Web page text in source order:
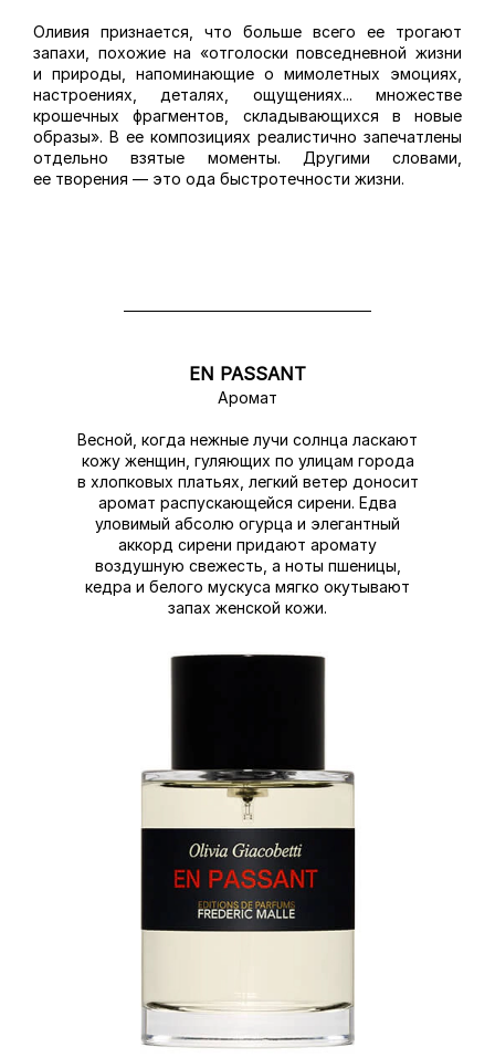
Оливия признается, что больше всего ее трогают
запахи, похожие на «отголоски повседневной жизни
и природы, напоминающие о мимолетных эмоциях,
настроениях, деталях, ощущениях... множестве
крошечных фрагментов, складывающихся в новые
образы». В ее композициях реалистично запечатлены
отдельно взятые моменты. Другими словами,
ее творения — это ода быстротечности жизни.
EN PASSANT
Аромат
Весной, когда нежные лучи солнца ласкают
кожу женщин, гуляющих по улицам города
в хлопковых платьях, легкий ветер доносит
аромат распускающейся сирени. Едва
уловимый абсолю огурца и элегантный
аккорд сирени придают аромату
воздушную свежесть, а ноты пшеницы,
кедра и белого мускуса мягко окутывают
запах женской кожи.